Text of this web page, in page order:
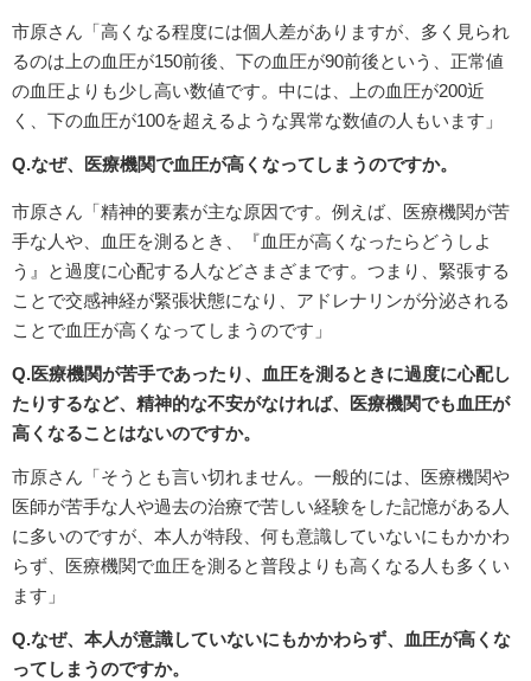
市原さん「高くなる程度には個人差がありますが、多く見られ
るのは上の血圧が150前後、下の血圧が90前後という、正常値
の血圧よりも少し高い数値です。中には、上の血圧が200近
く、下の血圧が100を超えるような異常な数値の人もいます」
Q.なぜ、医療機関で血圧が高くなってしまうのですか。
市原さん「精神的要素が主な原因です。例えば、医療機関が苦
手な人や、血圧を測るとき、『血圧が高くなったらどうしよ
う』と過度に心配する人などさまざまです。つまり、緊張する
ことで交感神経が緊張状態になり、アドレナリンが分泌される
ことで血圧が高くなってしまうのです」
Q.医療機関が苦手であったり、血圧を測るときに過度に心配し
たりするなど、精神的な不安がなければ、医療機関でも血圧が
高くなることはないのですか。
市原さん「そうとも言い切れません。一般的には、医療機関や
医師が苦手な人や過去の治療で苦しい経験をした記憶がある人
に多いのですが、本人が特段、何も意識していないにもかかわ
らず、医療機関で血圧を測ると普段よりも高くなる人も多くい
ます」
Q.なぜ、本人が意識していないにもかかわらず、血圧が高くな
ってしまうのですか。